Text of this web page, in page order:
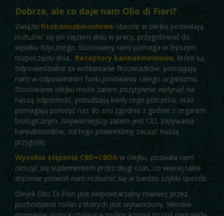
Dobrze, ale co daje nam Olio di Fiori?
Związki fitokannabinoidowe obecne w olejku pozwalają
rozluźnić się po ciężkim dniu w pracy, przygotować do
wysiłku fizycznego. Stosowany rano pomaga w lepszym
rozpoczęciu dnia. Receptory kannabinoidowe, które są
odpowiedzialne za wchłanianie fitozwiazków, pomagają
nam w odpowiednim funkcjonowaniu całego organizmu.
Stosowanie olejku może zatem pozytywnie wpłynąć na
naszą odporność, pobudzają kiedy tego potrzeba, oraz
pomagają położyć nas do snu zgodnie z godnie z zegarem
biologicznym. Najważniejszy zatem jest CEL zażywania
kannabinoidów, od tego powinniśmy zacząć naszą
przygodę.
Wysokie stężenie CBD+CBDA w olejku, pozwala nam
cieszyć się suplementem przez długi czas, co więcej takie
stężenie pozwoli nam rozluźnić się w bardzo szybki sposób.
Olejek Olio Di Fiori jest niepowtarzalny również przez
pochodzenie roślin z których jest wytworzony. Włoskie